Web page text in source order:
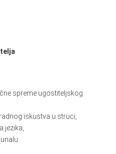
spreme ugostiteljskog
iskustva u struci,
jezika,